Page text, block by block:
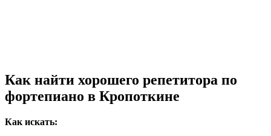
Как найти хорошего репетитора по
фортепиано в Кропоткине
Как искать: